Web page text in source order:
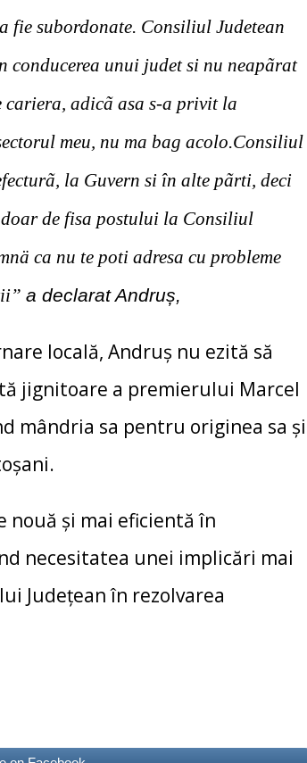
fie subordonate. Consiliul Judetean
conducerea unui judet si nu neapãrat
cariera, adicã asa s-a privit la
meu, nu ma bag acolo.Consiliul
la Guvern si în alte pãrti, deci
de fisa postului la Consiliul
ca nu te poti adresa cu probleme
a declarat Andruș,
locală, Andruș nu ezită să
jignitoare a premierului Marcel
mândria sa pentru originea sa și
nouă și mai eficientă în
necesitatea unei implicări mai
Județean în rezolvarea